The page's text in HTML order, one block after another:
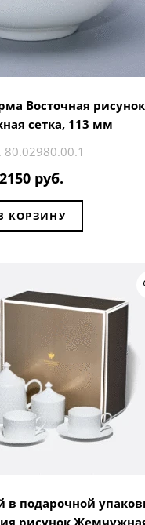
Восточная рисунок
сетка, 113 мм
80.02980.00.1
2150 руб.
КОРЗИНУ
в подарочной
рисунок